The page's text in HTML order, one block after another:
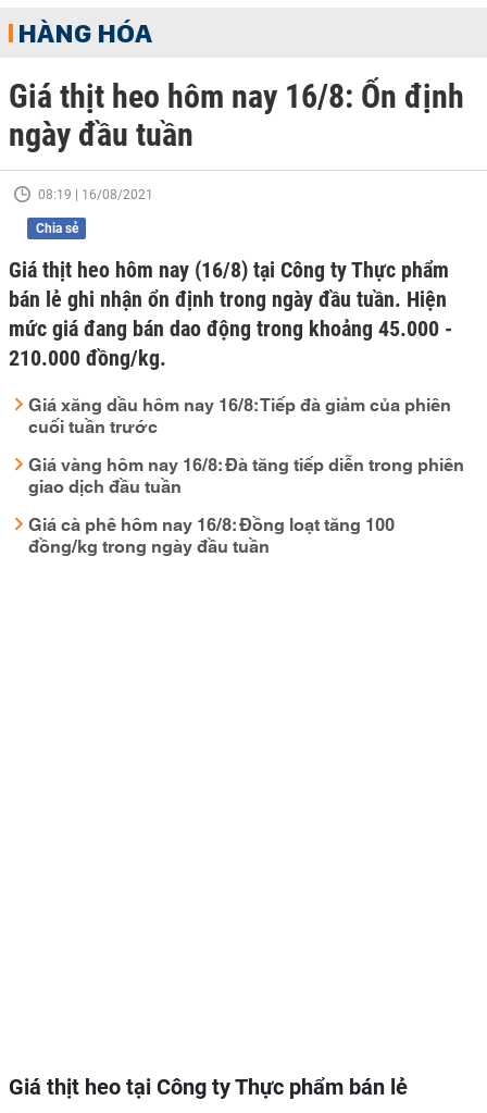
HÀNG HÓA
Giá thịt heo hôm nay 16/8: Ổn định
ngày đầu tuần
08:19 | 16/08/2021
Chia sẻ
Giá thịt heo hôm nay (16/8) tại Công ty Thực phẩm
bán lẻ ghi nhận ổn định trong ngày đầu tuần. Hiện
mức giá đang bán dao động trong khoảng 45.000 -
210.000 đồng/kg.
Giá xăng dầu hôm nay 16/8: Tiếp đà giảm của phiên
cuối tuần trước
Giá vàng hôm nay 16/8: Đà tăng tiếp diễn trong phiên
giao dịch đầu tuần
Giá cà phê hôm nay 16/8: Đồng loạt tăng 100
đồng/kg trong ngày đầu tuần
Giá thịt heo tại Công ty Thực phẩm bán lẻ